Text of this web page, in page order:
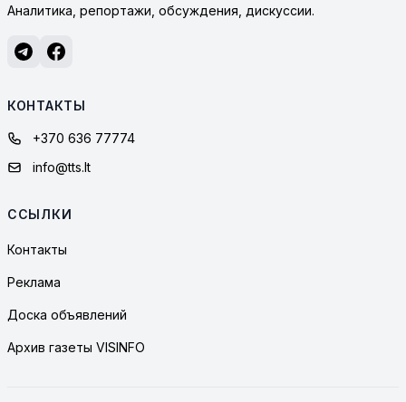
Аналитика, репортажи, обсуждения, дискуссии.
КОНТАКТЫ
+370 636 77774
info@tts.lt
ССЫЛКИ
Контакты
Реклама
Доска объявлений
Архив газеты VISINFO